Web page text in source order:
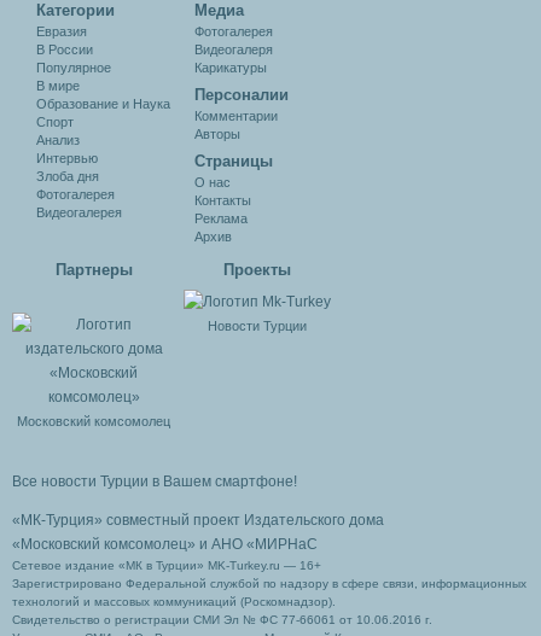
Категории
Евразия
В России
Популярное
В мире
Образование и Наука
Спорт
Анализ
Интервью
Злоба дня
Фотогалерея
Видеогалерея
Медиа
Фотогалерея
Видеогалеря
Карикатуры
Персоналии
Комментарии
Авторы
Cтраницы
О нас
Контакты
Реклама
Архив
Партнеры
Московский комсомолец
Проекты
Новости Турции
Все новости Турции в Вашем смартфоне!
«МК-Турция» совместный проект Издательского дома
«Московский комсомолец» и АНО «МИРНаС
Сетевое издание «МК в Турции» MK-Turkey.ru — 16+
Зарегистрировано Федеральной службой по надзору в сфере связи, информационных
технологий и массовых коммуникаций (Роскомнадзор).
Свидетельство о регистрации СМИ Эл № ФС 77-66061 от 10.06.2016 г.